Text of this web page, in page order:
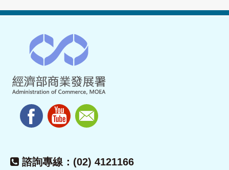
諮詢專線：(02) 4121166